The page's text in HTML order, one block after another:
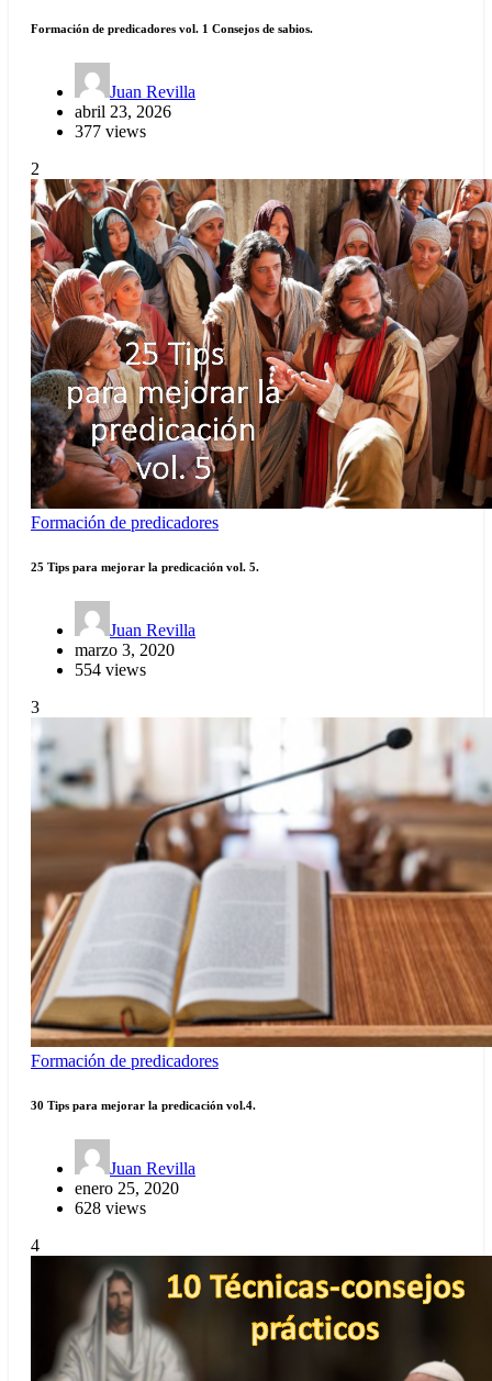
Formación de predicadores vol. 1 Consejos de sabios.
Juan Revilla
abril 23, 2026
377 views
2
Formación de predicadores
25 Tips para mejorar la predicación vol. 5.
Juan Revilla
marzo 3, 2020
554 views
3
Formación de predicadores
30 Tips para mejorar la predicación vol.4.
Juan Revilla
enero 25, 2020
628 views
4